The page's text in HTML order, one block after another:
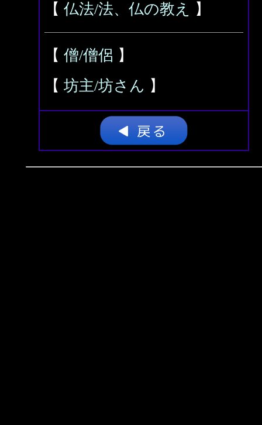
【 仏法/法、仏の教え 】
【 僧/僧侶 】
【 坊主/坊さん 】